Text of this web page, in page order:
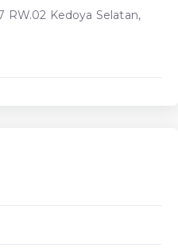
RW.02 Kedoya Selatan,